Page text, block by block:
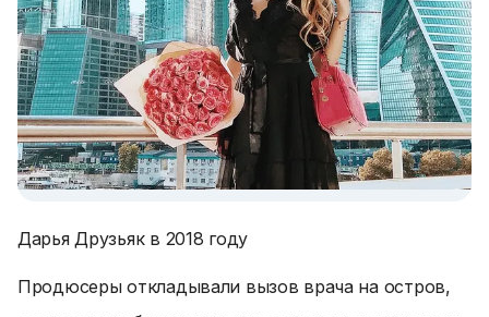
Дарья Друзьяк в 2018 году
Продюсеры откладывали вызов врача на остров,